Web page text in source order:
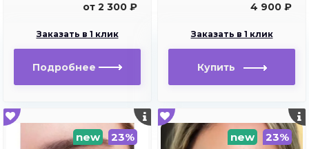
от 2 300 ₽
Заказать в 1 клик
Подробнее
4 900 ₽
Заказать в 1 клик
new 23% new 23%